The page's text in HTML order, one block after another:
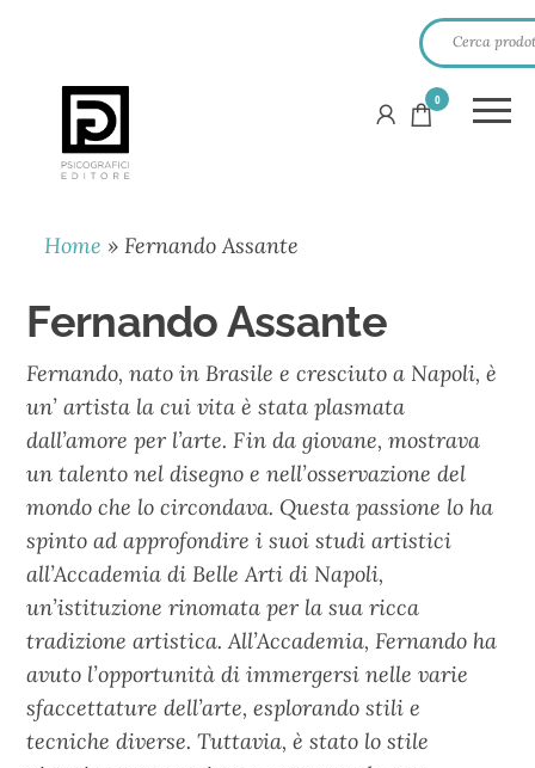
PSICOGRAFICI
EDITORE
0
Home »Fernando Assante
Fernando Assante
Fernando, nato in Brasile e cresciuto a Napoli, è
un’ artista la cui vita è stata plasmata
dall’amore per l’arte. Fin da giovane, mostrava
un talento nel disegno e nell’osservazione del
mondo che lo circondava. Questa passione lo ha
spinto ad approfondire i suoi studi artistici
all’Accademia di Belle Arti di Napoli,
un’istituzione rinomata per la sua ricca
tradizione artistica. All’Accademia, Fernando ha
avuto l’opportunità di immergersi nelle varie
sfaccettature dell’arte, esplorando stili e
tecniche diverse. Tuttavia, è stato lo stile